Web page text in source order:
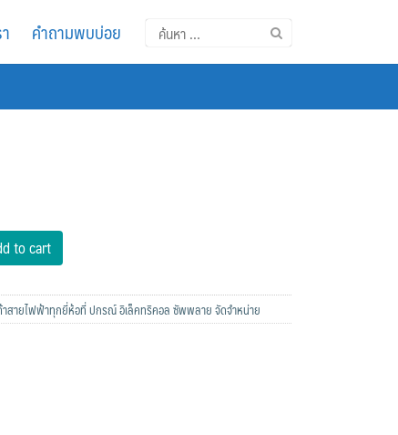
ค้นหา
สำหรับ:
คำถามพบบ่อย
to cart
สายไฟฟ้าทุกยี่ห้อที่ ปกรณ์ อิเล็คทริคอล ซัพพลาย จัดจำหน่าย